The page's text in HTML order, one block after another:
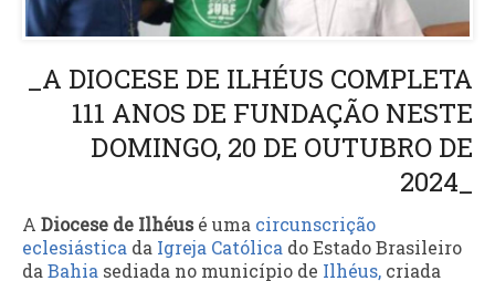
_A DIOCESE DE ILHÉUS COMPLETA
111 ANOS DE FUNDAÇÃO NESTE
DOMINGO, 20 DE OUTUBRO DE
2024_
A Diocese de Ilhéus é uma circunscrição
eclesiástica da Igreja Católica do Estado Brasileiro
da Bahia sediada no município de Ilhéus, criada